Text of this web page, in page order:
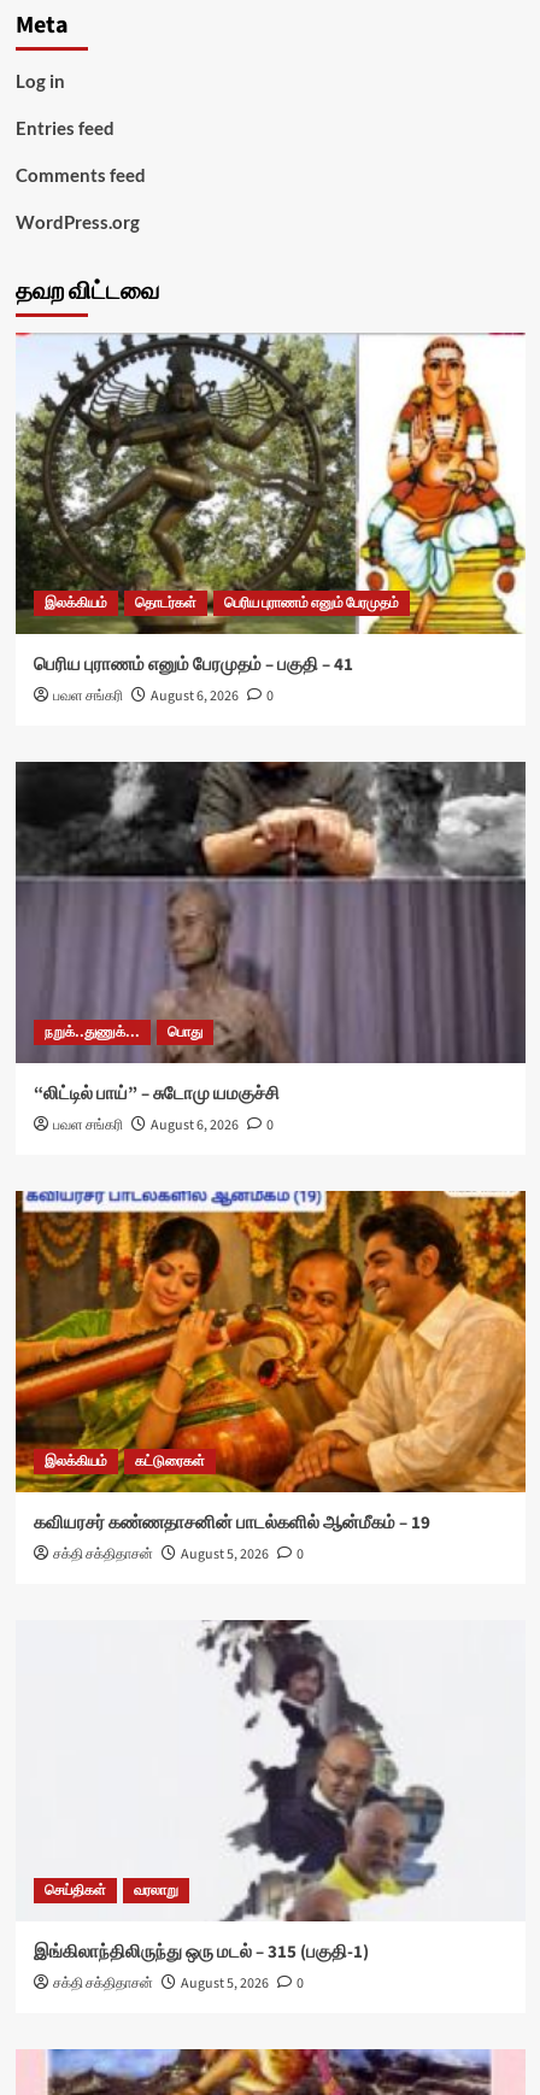
Meta
Log in
Entries feed
Comments feed
WordPress.org
தவற விட்டவை
இலக்கியம் தொடர்கள் பெரிய புராணம் எனும் பேரமுதம்
பெரிய புராணம் எனும் பேரமுதம் – பகுதி – 41
பவள சங்கரி August 6, 2026 0
நறுக்..துணுக்... பொது
“லிட்டில் பாய்” – சுடோமு யமகுச்சி
பவள சங்கரி August 6, 2026 0
இலக்கியம் கட்டுரைகள்
கவியரசர் கண்ணதாசனின் பாடல்களில் ஆன்மீகம் – 19
சக்தி சக்திதாசன் August 5, 2026 0
செய்திகள் வரலாறு
இங்கிலாந்திலிருந்து ஒரு மடல் – 315 (பகுதி-1)
சக்தி சக்திதாசன் August 5, 2026 0